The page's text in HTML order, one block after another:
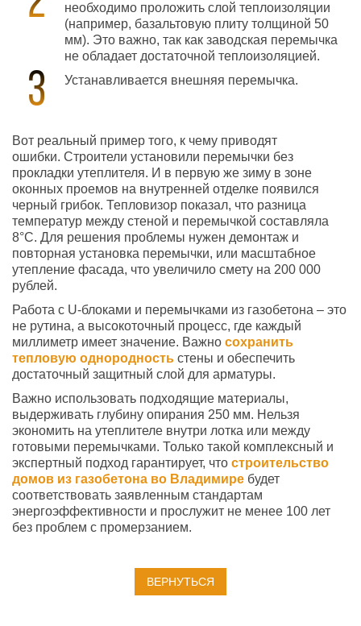
необходимо проложить слой теплоизоляции
(например, базальтовую плиту толщиной 50
мм). Это важно, так как заводская перемычка
не обладает достаточной теплоизоляцией.
Устанавливается внешняя перемычка.
Вот реальный пример того, к чему приводят
ошибки. Строители установили перемычки без
прокладки утеплителя. И в первую же зиму в зоне
оконных проемов на внутренней отделке появился
черный грибок. Тепловизор показал, что разница
температур между стеной и перемычкой составляла
8°С. Для решения проблемы нужен демонтаж и
повторная установка перемычки, или масштабное
утепление фасада, что увеличило смету на 200 000
рублей.
Работа с U-блоками и перемычками из газобетона – это
не рутина, а высокоточный процесс, где каждый
миллиметр имеет значение. Важно сохранить
тепловую однородность стены и обеспечить
достаточный защитный слой для арматуры.
Важно использовать подходящие материалы,
выдерживать глубину опирания 250 мм. Нельзя
экономить на утеплителе внутри лотка или между
готовыми перемычками. Только такой комплексный и
экспертный подход гарантирует, что строительство
домов из газобетона во Владимире будет
соответствовать заявленным стандартам
энергоэффективности и прослужит не менее 100 лет
без проблем с промерзанием.
ВЕРНУТЬСЯ